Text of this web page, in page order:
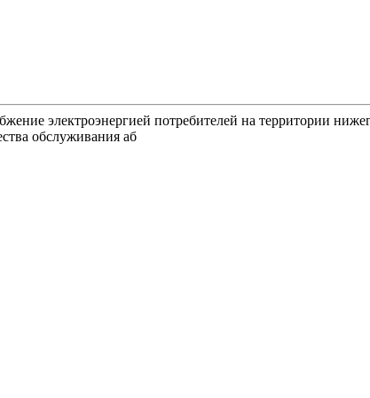
электроэнергией потребителей на территории
обслуживания аб